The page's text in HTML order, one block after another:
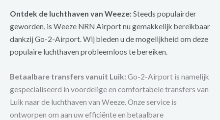
Ontdek de luchthaven van Weeze: Steeds populairder
geworden, is Weeze NRN Airport nu gemakkelijk bereikbaar
dankzij Go-2-Airport. Wij bieden u de mogelijkheid om deze
populaire luchthaven probleemloos te bereiken.
Betaalbare transfers vanuit Luik: Go-2-Airport is namelijk
gespecialiseerd in voordelige en comfortabele transfers van
Luik naar de luchthaven van Weeze. Onze service is
ontworpen om aan uw efficiënte en betaalbare